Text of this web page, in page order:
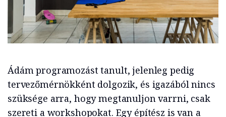
Ádám programozást tanult, jelenleg pedig
tervezőmérnökként dolgozik, és igazából nincs
szüksége arra, hogy megtanuljon varrni, csak
szereti a workshopokat. Egy építész is van a